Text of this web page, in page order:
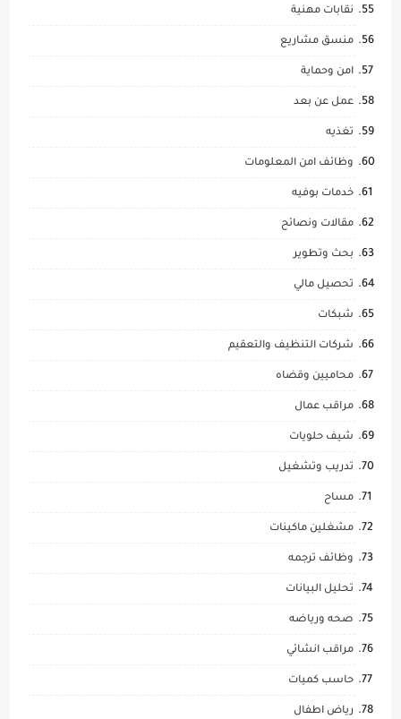
نقابات مهنية
منسق مشاريع
امن وحماية
عمل عن بعد
تغذيه
وظائف امن المعلومات
خدمات بوفيه
مقالات ونصائح
بحث وتطوير
تحصيل مالي
شبكات
شركات التنظيف والتعقيم
محاميين وقضاه
مراقب عمال
شيف حلويات
تدريب وتشغيل
مساح
مشغلين ماكينات
وظائف ترجمه
تحليل البيانات
صحه ورياضه
مراقب انشائي
حاسب كميات
رياض اطفال